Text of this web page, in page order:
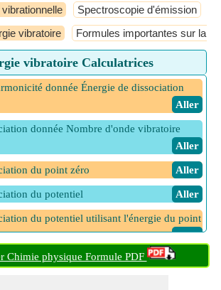
Spectroscopie d'émission
vibratoire Formules importantes sur la
vibratoire Calculatrices
donnée Énergie de dissociation
​ Aller
donnée Nombre d'onde vibratoire
​ Aller
du point zéro ​ Aller
du potentiel ​ Aller
du potentiel utilisant l'énergie du point
​ Aller
Vibratoires
Chimie physique Formule PDF